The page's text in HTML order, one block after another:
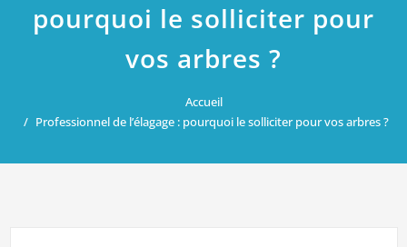
pourquoi le solliciter pour
vos arbres ?
Accueil
Professionnel de l’élagage : pourquoi le solliciter pour vos arbres ?